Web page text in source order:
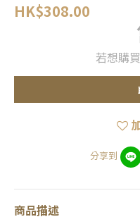
HK$308.00
若想購
分享到
商品描述